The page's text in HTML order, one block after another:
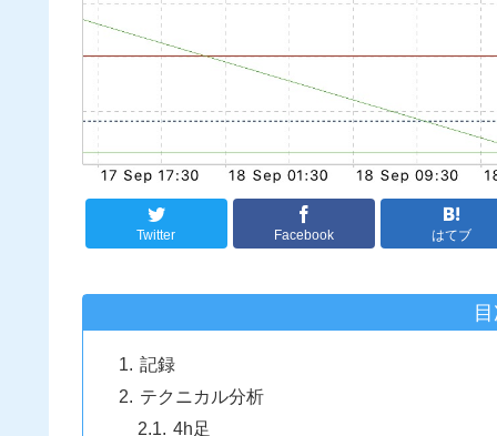
Twitter Facebook はてブ
記録
テクニカル分析
4h足